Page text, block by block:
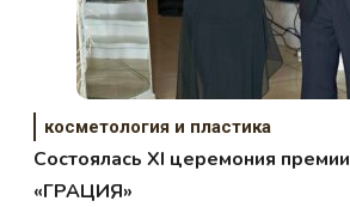
косметология и пластика
Cостоялась ХI церемония премии
«ГРАЦИЯ»